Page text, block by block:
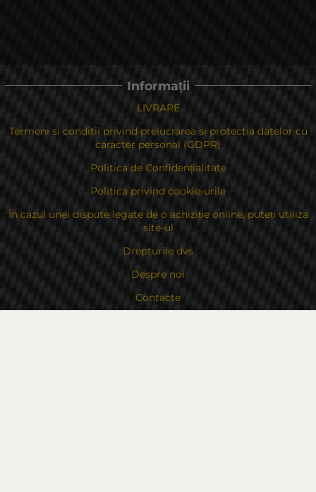
Informații
LIVRARE
Termeni si conditii privind prelucrarea si protectia datelor cu
caracter personal (GDPR)
Politica de Confidențialitate
Politica privind cookie-urile
În cazul unei dispute legate de o achiziție online, puteți utiliza
site-ul
Drepturile dvs
Despre noi
Contacte